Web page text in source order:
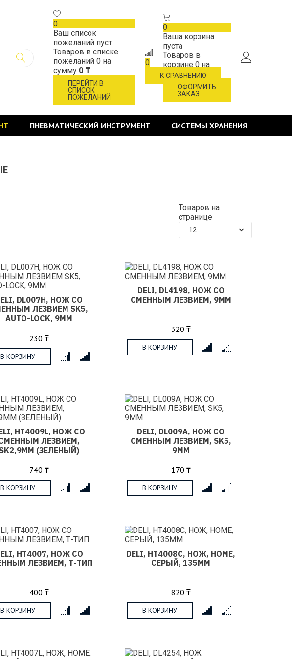
0
Ваш список
пожеланий пуст
Товаров в списке
пожеланий 0 на
сумму 0 ₸
ПЕРЕЙТИ В
СПИСОК
ПОЖЕЛАНИЙ
0
К СРАВНЕНИЮ
0
Ваша корзина
пуста
Товаров в
корзине 0 на
сумму0 ₸
ОФОРМИТЬ
ЗАКАЗ
ПНЕВМАТИЧЕСКИЙ ИНСТРУМЕНТ СИСТЕМЫ ХРАНЕНИЯ
Товаров на
странице
12
DL007H, НОЖ СО
ЛЕЗВИЕМ SK5,
AUTO-LOCK, 9ММ
230 ₸
В КОРЗИНУ
DELI, DL4198, НОЖ СО
СМЕННЫМ ЛЕЗВИЕМ, 9ММ
320 ₸
В КОРЗИНУ
HT4009L, НОЖ СО
ЛЕЗВИЕМ,
SK2,9ММ (ЗЕЛЕНЫЙ)
740 ₸
В КОРЗИНУ
DELI, DL009A, НОЖ СО
СМЕННЫМ ЛЕЗВИЕМ, SK5,
9ММ
170 ₸
В КОРЗИНУ
HT4007, НОЖ СО
ЛЕЗВИЕМ, Т-ТИП
400 ₸
В КОРЗИНУ
DELI, HT4008C, НОЖ, HOME,
СЕРЫЙ, 135ММ
820 ₸
В КОРЗИНУ